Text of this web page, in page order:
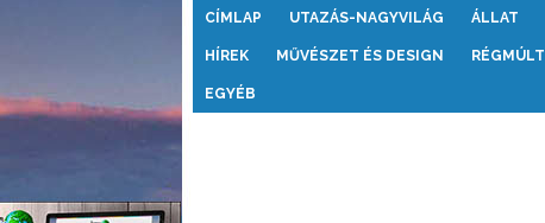
Érdekes
CÍMLAP UTAZÁS-NAGYVILÁG ÁLLAT
HÍREK MŰVÉSZET ÉS DESIGN RÉGMÚLT
EGYÉB